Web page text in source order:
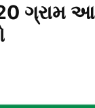
ગ્રામ